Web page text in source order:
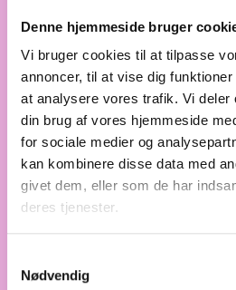
Denne hjemmeside bruger
Vi bruger cookies til at tilpasse
annoncer, til at vise dig
at analysere vores trafik. Vi deler
din brug af vores hjemmeside
for sociale medier og
kan kombinere disse data med
givet dem, eller som de har
deres tjenester.
Nødvendig
Få et overblik over elementer
Kommune.
UDLEJNING OG
Aftale med
Kommune
Faaborg-Midtfyn Kommune.